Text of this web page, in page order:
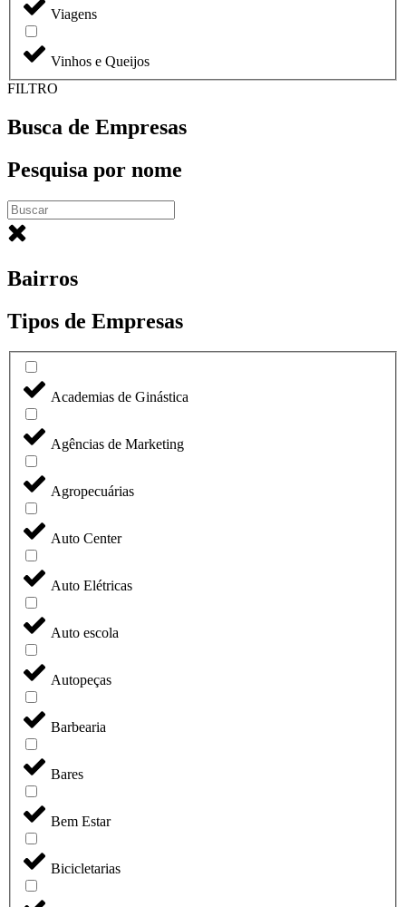
Viagens
Vinhos e Queijos
FILTRO
Busca de Empresas
Pesquisa por nome
Bairros
Tipos de Empresas
Academias de Ginástica
Agências de Marketing
Agropecuárias
Auto Center
Auto Elétricas
Auto escola
Autopeças
Barbearia
Bares
Bem Estar
Bicicletarias